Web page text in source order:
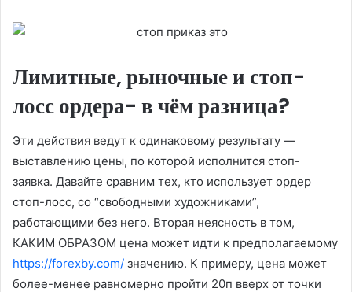
Лимитные, рыночные и стоп-
лосс ордера- в чём разница?
Эти действия ведут к одинаковому результату —
выставлению цены, по которой исполнится стоп-
заявка. Давайте сравним тех, кто использует ордер
стоп-лосс, со “свободными художниками”,
работающими без него. Вторая неясность в том,
КАКИМ ОБРАЗОМ цена может идти к предполагаемому
https://forexby.com/ значению. К примеру, цена может
более-менее равномерно пройти 20п вверх от точки